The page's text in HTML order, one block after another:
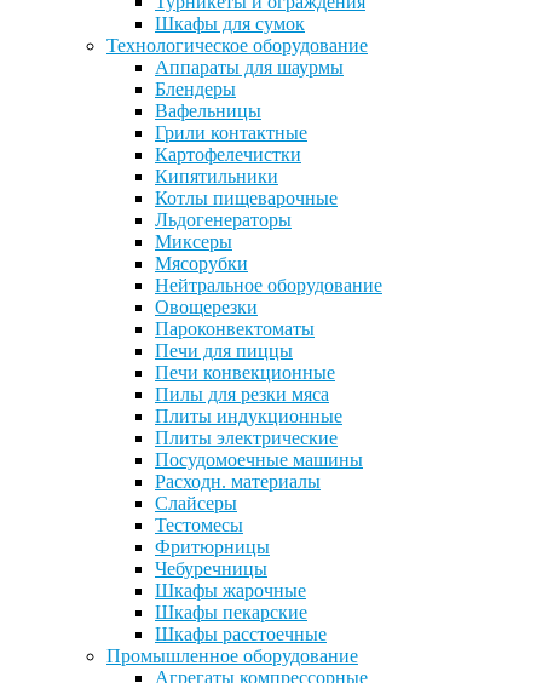
Шкафы для сумок
Технологическое оборудование
Аппараты для шаурмы
Блендеры
Вафельницы
Грили контактные
Картофелечистки
Кипятильники
Котлы пищеварочные
Льдогенераторы
Миксеры
Мясорубки
Нейтральное оборудование
Овощерезки
Пароконвектоматы
Печи для пиццы
Печи конвекционные
Пилы для резки мяса
Плиты индукционные
Плиты электрические
Посудомоечные машины
Расходн. материалы
Слайсеры
Тестомесы
Фритюрницы
Чебуречницы
Шкафы жарочные
Шкафы пекарские
Шкафы расстоечные
Промышленное оборудование
Агрегаты компрессорные